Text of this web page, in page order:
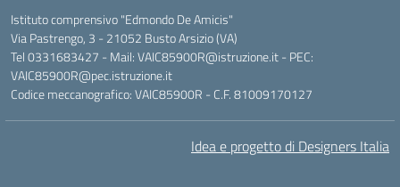
Istituto comprensivo "Edmondo De Amicis"
Via Pastrengo, 3 - 21052 Busto Arsizio (VA)
Tel 0331683427 - Mail: VAIC85900R@istruzione.it - PEC:
VAIC85900R@pec.istruzione.it
Codice meccanografico: VAIC85900R - C.F. 81009170127
Idea e progetto di Designers Italia